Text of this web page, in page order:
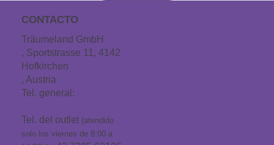
CONTACTO
Träumeland GmbH
, Sportstrasse 11, 4142
Hofkirchen
, Austria
Tel. general:
Tel. del outlet (atendido
solo los viernes de 8:00 a